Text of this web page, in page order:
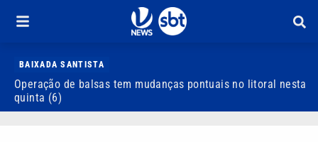
BAIXADA SANTISTA
Operação de balsas tem mudanças pontuais no litoral nesta
quinta (6)